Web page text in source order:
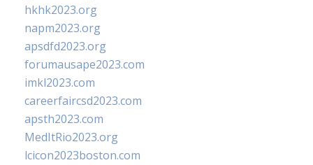
hkhk2023.org
napm2023.org
apsdfd2023.org
forumausape2023.com
imkl2023.com
careerfaircsd2023.com
apsth2023.com
MedItRio2023.org
lcicon2023boston.com